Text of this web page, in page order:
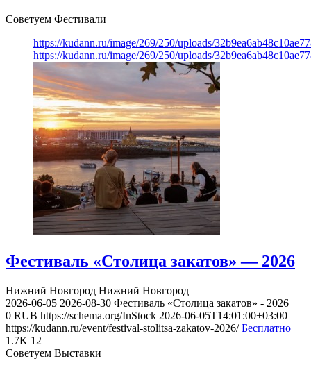
Советуем Фестивали
https://kudann.ru/image/269/250/uploads/
https://kudann.ru/image/269/250/uploads/
Фестиваль «Столица закатов» — 2026
Нижний Новгород Нижний Новгород
2026-06-05 2026-08-30 Фестиваль «Столица закатов» - 2026
0 RUB https://schema.org/InStock 2026-06-05T14:01:00+03:00
https://kudann.ru/event/festival-stolitsa-zakatov-2026/ Бесплатно
1.7K 12
Советуем Выставки